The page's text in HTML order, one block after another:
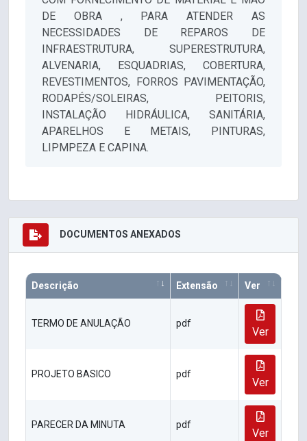
DE OBRA , PARA ATENDER AS
NECESSIDADES DE REPAROS DE
INFRAESTRUTURA, SUPERESTRUTURA,
ALVENARIA, ESQUADRIAS, COBERTURA,
REVESTIMENTOS, FORROS PAVIMENTAÇÃO,
RODAPÉS/SOLEIRAS, PEITORIS,
INSTALAÇÃO HIDRÁULICA, SANITÁRIA,
APARELHOS E METAIS, PINTURAS,
LIPMPEZA E CAPINA.
DOCUMENTOS ANEXADOS
Descrição Extensão Ver
TERMO DE ANULAÇÃO pdf
Ver
PROJETO BASICO pdf
Ver
PARECER DA MINUTA pdf
Ver